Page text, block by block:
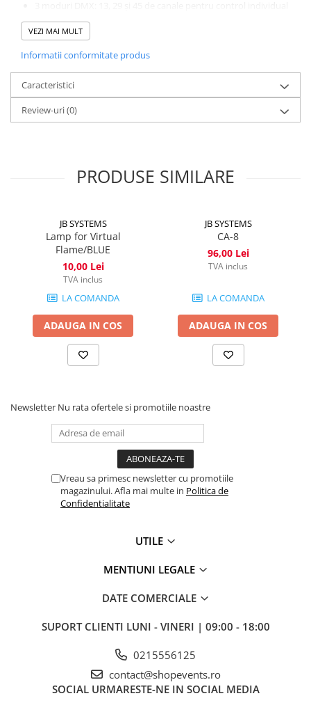
al fasciculelor și funcțiilor.
Funcție RDM pentru controlul modului de canal, adresa DMX
Display OLED cu butoane tactile iluminate pentru configurare
ușoară.
Instalare mecanică simplă cu două suporturi omega incluse.
Ventilatoare foarte silențioase, ideale pentru locuri sensibile la
zgomot.
Dimensiuni compacte (58 x 22 x 14 cm) pentru transport facil.
VEZI MAI MULT
Informatii conformitate produs
Caracteristici
Review-uri(0)
PRODUSE SIMILARE
JB SYSTEMS
Lamp for Virtual
Flame/BLUE
10,00 Lei
TVA inclus
LA COMANDA
ADAUGA IN COS
JB SYSTEMS
CA-8
96,00 Lei
TVA inclus
LA COMANDA
ADAUGA IN COS
Newsletter Nu rata ofertele si promotiile noastre
Vreau sa primesc newsletter cu promotiile
magazinului. Afla mai multe in Politica de
Confidentialitate
UTILE
MENTIUNI LEGALE
DATE COMERCIALE
SUPORT CLIENTI LUNI - VINERI | 09:00 - 18:00
0215556125
contact@shopevents.ro
SOCIAL URMARESTE-NE IN SOCIAL MEDIA